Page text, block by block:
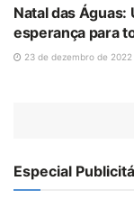
Natal das Águas:
esperança para
23 de dezembro de 2022
Especial